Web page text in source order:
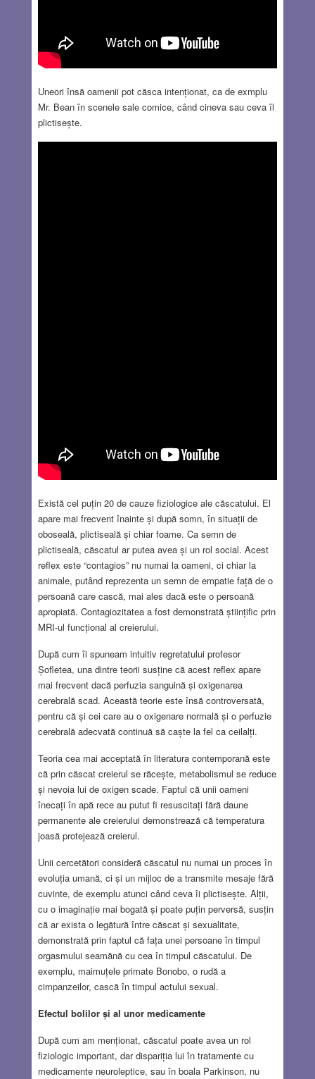
Uneori însă oamenii pot căsca intenționat, ca de exmplu
Mr. Bean în scenele sale comice, când cineva sau ceva îl
plictisește.
Există cel puțin 20 de cauze fiziologice ale căscatului. El
apare mai frecvent înainte și după somn, în situații de
oboseală, plictiseală și chiar foame. Ca semn de
plictiseală, căscatul ar putea avea și un rol social. Acest
reflex este “contagios” nu numai la oameni, ci chiar la
animale, putând reprezenta un semn de empatie față de o
persoană care cască, mai ales dacă este o persoană
apropiată. Contagiozitatea a fost demonstrată științific prin
MRI-ul funcțional al creierului.
După cum îi spuneam intuitiv regretatului profesor
Șofletea, una dintre teorii susține că acest reflex apare
mai frecvent dacă perfuzia sanguină și oxigenarea
cerebrală scad. Această teorie este însă controversată,
pentru că și cei care au o oxigenare normală și o perfuzie
cerebrală adecvată continuă să caște la fel ca ceilalți.
Teoria cea mai acceptată în literatura contemporană este
că prin căscat creierul se răcește, metabolismul se reduce
și nevoia lui de oxigen scade. Faptul că unii oameni
înecați în apă rece au putut fi resuscitați fără daune
permanente ale creierului demonstrează că temperatura
joasă protejează creierul.
Unii cercetători consideră căscatul nu numai un proces în
evoluția umană, ci și un mijloc de a transmite mesaje fără
cuvinte, de exemplu atunci când ceva îi plictisește. Alții,
cu o imaginație mai bogată și poate puțin perversă, susțin
că ar exista o legătură între căscat și sexualitate,
demonstrată prin faptul că fața unei persoane în timpul
orgasmului seamănă cu cea în timpul căscatului. De
exemplu, maimuțele primate Bonobo, o rudă a
cimpanzeilor, cască în timpul actului sexual.
Efectul bolilor și al unor medicamente
După cum am menționat, căscatul poate avea un rol
fiziologic important, dar dispariția lui în tratamente cu
medicamente neuroleptice, sau în boala Parkinson, nu